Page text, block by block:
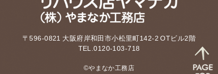
〒596-0821 大阪府岸和田市小松里町142-2 OTビル2階
TEL.0120-103-718
©やまなか工務店